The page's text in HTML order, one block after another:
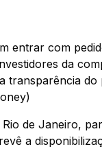
entrar com
da
transparência
de Janeiro,
a